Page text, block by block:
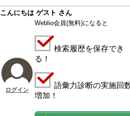
こんにちは ゲスト さん
ログイン
Weblio会員(無料)になると
検索履歴を保存でき
る！
語彙力診断の実施回
増加！